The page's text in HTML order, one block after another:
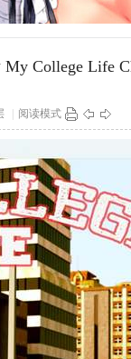
College Life
阅读模式